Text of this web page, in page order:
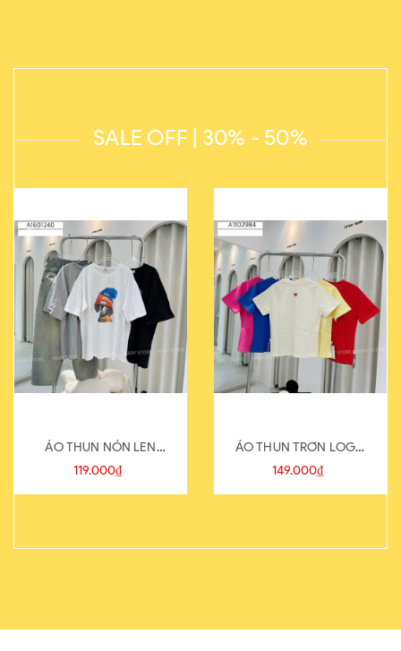
SALE OFF | 30% - 50%
ÁO THUN NÓN LEN
821-1
119.000₫
ÁO THUN TRƠN LOGO
SAU
149.000₫